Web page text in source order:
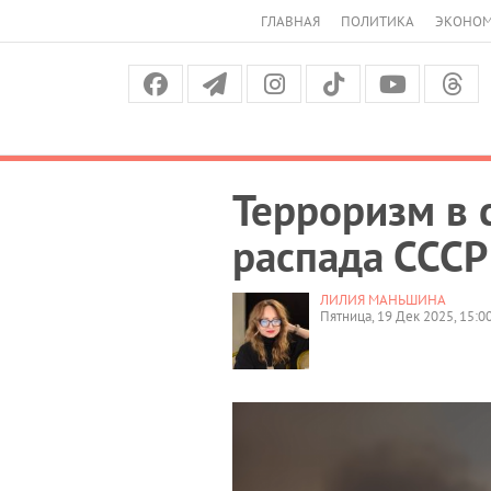
ГЛАВНАЯ ПОЛИТИКА
Терроризм в
распада СССР
ЛИЛИЯ МАНЬШИНА
Пятница, 19 Дек 2025,